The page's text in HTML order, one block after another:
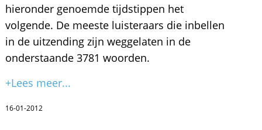
hieronder genoemde tijdstippen het
volgende. De meeste luisteraars die inbellen
in de uitzending zijn weggelaten in de
onderstaande 3781 woorden.
+Lees meer...
16-01-2012